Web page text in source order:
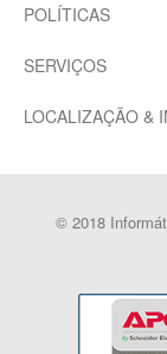
POLÍTICAS
SERVIÇOS
LOCALIZAÇÃO &
© 2018